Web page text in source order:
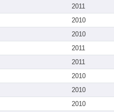
2011
2010
2010
2011
2011
2010
2010
2010